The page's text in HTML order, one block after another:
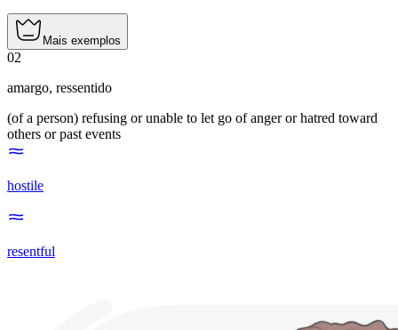
Mais exemplos
02
amargo, ressentido
(of a person) refusing or unable to let go of anger or hatred toward
others or past events
hostile
resentful